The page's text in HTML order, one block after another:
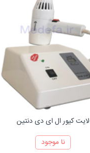
لایت کیور ال ای دی دنتین
نا موجود